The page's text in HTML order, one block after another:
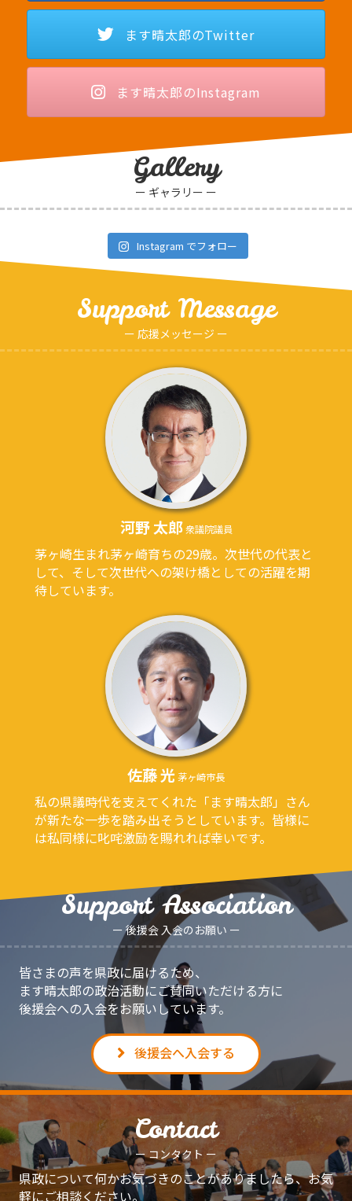
ます晴太郎のTwitter
ます晴太郎のInstagram
Gallery
ー ギャラリー ー
Instagram でフォロー
Support Message
ー 応援メッセージ ー
河野 太郎衆議院議員​
茅ヶ崎生まれ茅ヶ崎育ちの29歳。次世代の代表と
して、そして次世代への架け橋としての活躍を期
待しています。
佐藤 光茅ヶ崎市長​
私の県議時代を支えてくれた「ます晴太郎」さん
が新たな一歩を踏み出そうとしています。皆様に
は私同様に叱咤激励を賜れれば幸いです。
Support Association
ー 後援会 入会のお願い ー
皆さまの声を県政に届けるため、
ます晴太郎の政治活動にご賛同いただける方に
後援会への入会をお願いしています。
後援会へ入会する
Contact
ー コンタクト ー
県政について何かお気づきのことがありましたら、お気
軽にご相談ください。